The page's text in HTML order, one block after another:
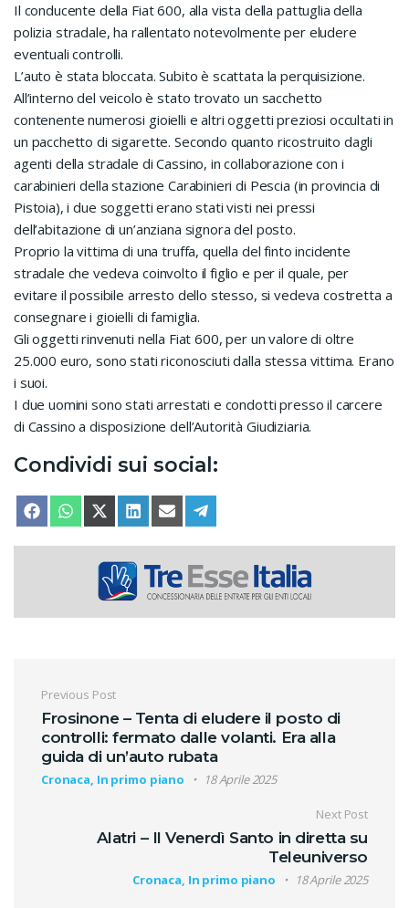
Il conducente della Fiat 600, alla vista della pattuglia della
polizia stradale, ha rallentato notevolmente per eludere
eventuali controlli.
L’auto è stata bloccata. Subito è scattata la perquisizione.
All’interno del veicolo è stato trovato un sacchetto
contenente numerosi gioielli e altri oggetti preziosi occultati in
un pacchetto di sigarette. Secondo quanto ricostruito dagli
agenti della stradale di Cassino, in collaborazione con i
carabinieri della stazione Carabinieri di Pescia (in provincia di
Pistoia), i due soggetti erano stati visti nei pressi
dell’abitazione di un’anziana signora del posto.
Proprio la vittima di una truffa, quella del finto incidente
stradale che vedeva coinvolto il figlio e per il quale, per
evitare il possibile arresto dello stesso, si vedeva costretta a
consegnare i gioielli di famiglia.
Gli oggetti rinvenuti nella Fiat 600, per un valore di oltre
25.000 euro, sono stati riconosciuti dalla stessa vittima. Erano
i suoi.
I due uomini sono stati arrestati e condotti presso il carcere
di Cassino a disposizione dell’Autorità Giudiziaria.
Condividi sui social:
SHARE ON
FACEBOOKSHARE ON
WHATSAPPSHARE ON
X (TWITTER)
SHARE ON
LINKEDINSHARE ON
EMAIL
Navigazione articoli
Previous Post
Frosinone – Tenta di eludere il posto di
controlli: fermato dalle volanti. Era alla
guida di un’auto rubata
Cronaca, In primo piano 18 Aprile 2025
Next Post
Alatri – Il Venerdì Santo in diretta su
Teleuniverso
Cronaca, In primo piano 18 Aprile 2025